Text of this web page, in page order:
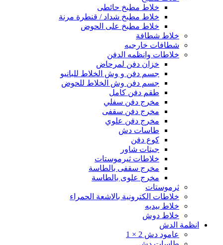
خلاط مطبخ حائطى
خلاط مطبخ شداد / قنطرة مرنة
خلاط مطبخ على الحوض
خلاط شطافة
شطافات خارجيه
خلاطات وانظمه الدفن
خزان دفن لمرحاض
جسم دفن و وش الخلاط للبانيو
جسم دفن وش الخلاط للحوض
طقم دفن كامل
مخرج دفن سفلي
مخرج دفن سقفى
مخرج دفن علوي
طاسات دش
كوع دفن
جيتات شاور
خلاطات ثيرموستات
مخرج سقفى بالطاسة
مخرج علوى بالطاسة
ثرموستات
خلاطات الكترونية بالاشعة الحمراء
خلاط بيديه
خلاط دوش
انظمة الدش
عامود دش 2 × 1